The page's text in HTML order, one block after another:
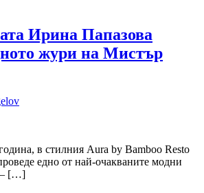
Ирина Папазова
жури на Мистър
в стилния Aura by Bamboo Resto
едно от най-очакваните модни
– […]